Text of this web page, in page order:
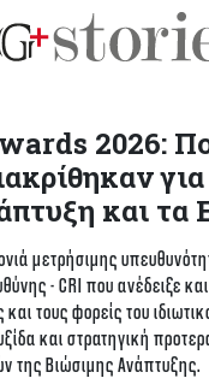
2026:
και τα
μετρήσιμης
- CRI που ανέδειξε
και τους φορείς του
και στρατηγική
της Βιώσιμης Ανάπτυξης.